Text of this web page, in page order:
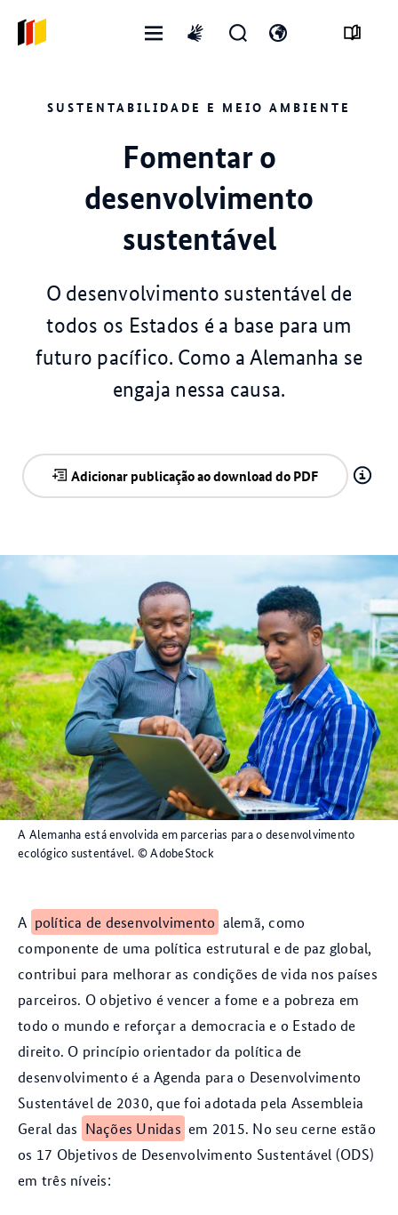
pesquisa
de
SUSTENTABILIDADE E MEIO AMBIENTE
Fomentar o
desenvolvimento
sustentável
O desenvolvimento sustentável de
todos os Estados é a base para um
futuro pacífico. Como a Alemanha se
engaja nessa causa.
Adicionar publicação ao download do PDF
A Alemanha está envolvida em parcerias para o desenvolvimento
ecológico sustentável. © AdobeStock
A política de desenvolvimento alemã, como
componente de uma política estrutural e de paz global,
contribui para melhorar as condições de vida nos países
parceiros. O objetivo é vencer a fome e a pobreza em
todo o mundo e reforçar a democracia e o Estado de
direito. O princípio orientador da política de
desenvolvimento é a Agenda para o Desenvolvimento
Sustentável de 2030, que foi adotada pela Assembleia
Geral das Nações Unidas em 2015. No seu cerne estão
os 17 Objetivos de Desenvolvimento Sustentável (ODS)
em três níveis: